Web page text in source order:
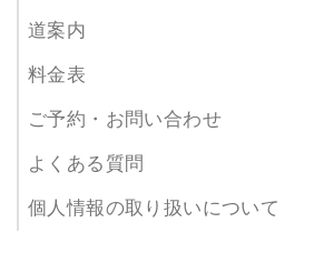
道案内
料金表
ご予約・お問い合わせ
よくある質問
個人情報の取り扱いについて